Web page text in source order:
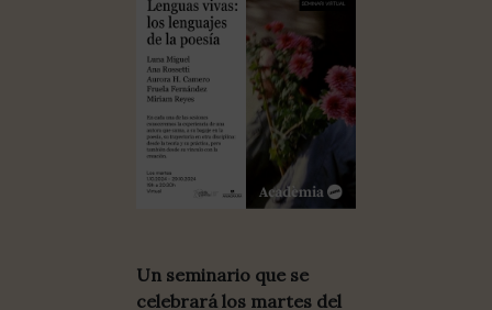
Un seminario que se
celebrará los martes del